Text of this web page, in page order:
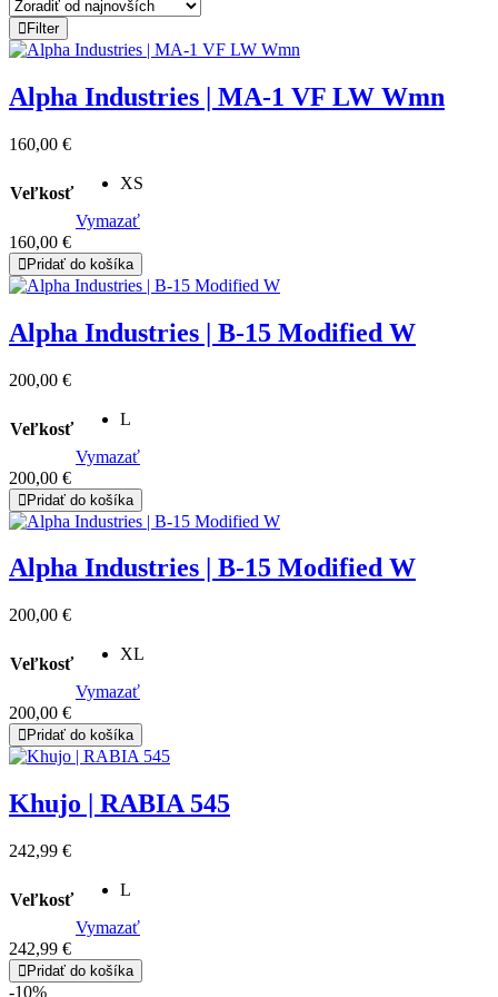
latest
Filter
Alpha Industries | MA-1 VF LW Wmn
160,00 €
Veľkosť
XS
Vymazať
160,00 €
Pridať do košíka
Alpha Industries | B-15 Modified W
200,00 €
Veľkosť
L
Vymazať
200,00 €
Pridať do košíka
Alpha Industries | B-15 Modified W
200,00 €
Veľkosť
XL
Vymazať
200,00 €
Pridať do košíka
Khujo | RABIA 545
242,99 €
Veľkosť
L
Vymazať
242,99 €
Pridať do košíka
-10%